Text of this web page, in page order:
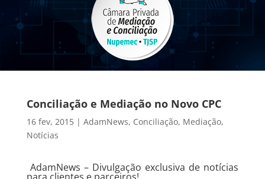
Conciliação e Mediação no Novo CPC
16 fev, 2015| AdamNews, Conciliação, Mediação,
Notícias
AdamNews – Divulgação exclusiva de notícias